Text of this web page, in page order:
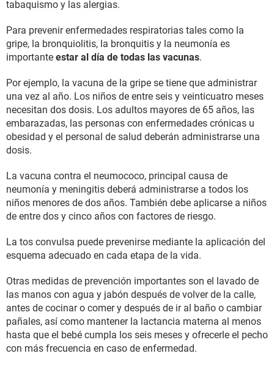
tabaquismo y las alergias.
Para prevenir enfermedades respiratorias tales como la
gripe, la bronquiolitis, la bronquitis y la neumonía es
importante estar al día de todas las vacunas.
Por ejemplo, la vacuna de la gripe se tiene que administrar
una vez al año. Los niños de entre seis y veinticuatro meses
necesitan dos dosis. Los adultos mayores de 65 años, las
embarazadas, las personas con enfermedades crónicas u
obesidad y el personal de salud deberán administrarse una
dosis.
La vacuna contra el neumococo, principal causa de
neumonía y meningitis deberá administrarse a todos los
niños menores de dos años. También debe aplicarse a niños
de entre dos y cinco años con factores de riesgo.
La tos convulsa puede prevenirse mediante la aplicación del
esquema adecuado en cada etapa de la vida.
Otras medidas de prevención importantes son el lavado de
las manos con agua y jabón después de volver de la calle,
antes de cocinar o comer y después de ir al baño o cambiar
pañales, así como mantener la lactancia materna al menos
hasta que el bebé cumpla los seis meses y ofrecerle el pecho
con más frecuencia en caso de enfermedad.